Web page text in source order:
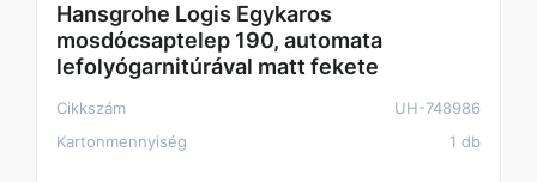
Hansgrohe Logis Egykaros
mosdócsaptelep 190, automata
lefolyógarnitúrával matt fekete
Cikkszám
UH-748986
Kartonmennyiség
1 db